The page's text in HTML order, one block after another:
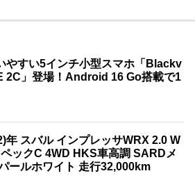
やすい5インチ小型スマホ「Blackv
2C」登場！Android 16 Go搭載で1
年 スバル インプレッサWRX 2.0 W
ックC 4WD HKS車高調 SARDメ
ールホワイト 走行32,000km